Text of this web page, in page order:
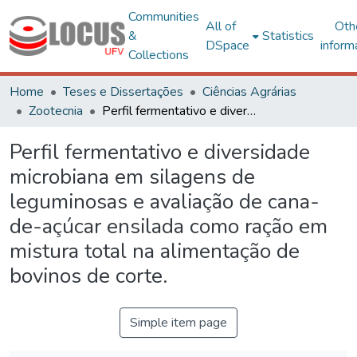
Communities
&
Collections
All of
DSpace
Statistics
Home Teses e Dissertações
Ciências Agrárias
Zootecnia
Perfil fermentativo e diversidade microbiana em silagens de leguminosas e avaliação de cana-de-açúcar ensilada como ração em mistura total na alimentação de bovinos de corte.
Perfil fermentativo e diversidade
microbiana em silagens de
leguminosas e avaliação de cana-
de-açúcar ensilada como ração em
mistura total na alimentação de
bovinos de corte.
Simple item page